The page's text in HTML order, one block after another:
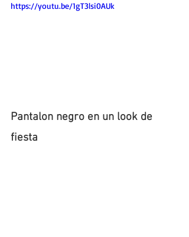
https://youtu.be/1gT3lsi0AUk
Pantalon negro en un look de
fiesta